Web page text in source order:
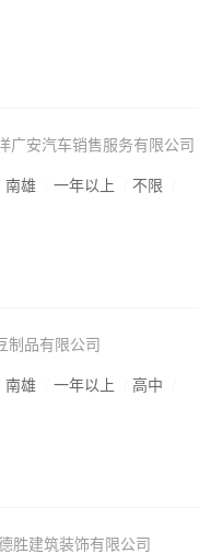
广安汽车销售服务有限公司
南雄 一年以上 不限
制品有限公司
南雄 一年以上 高中
胜建筑装饰有限公司